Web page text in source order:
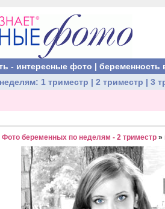
- интересные фото | беременность
1 триместр | 2 триместр | 3
Фото беременных по неделям - 2 триместр »